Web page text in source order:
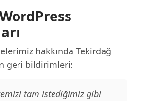
hakkında Tekirdağ
geri bildirimleri:
tam istediğimiz gibi